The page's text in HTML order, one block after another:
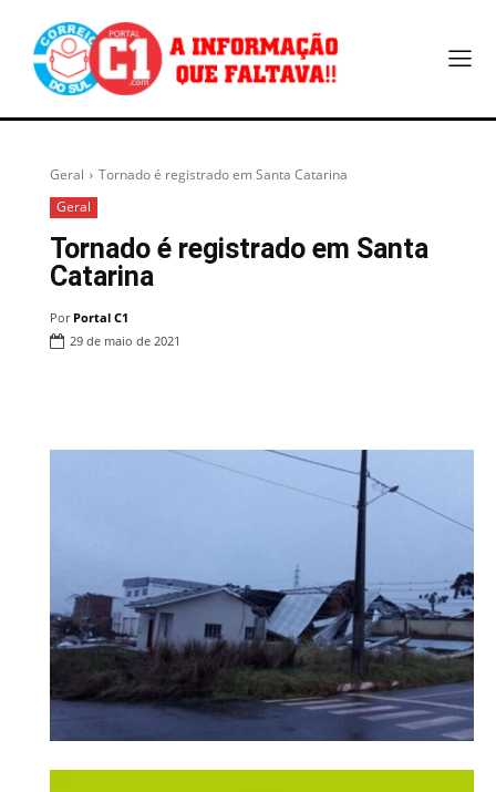
Geral
Tornado é registrado em Santa Catarina
Geral
Tornado é registrado em Santa
Catarina
Por Portal C1
29 de maio de 2021